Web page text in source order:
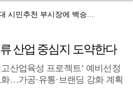
[속보]전남광주특별시 초대 시민추천 부시장에 백승주·윤...
전남광주특별시, ‘빛고을 김장대전’ 김치납품업체 전남권...
잊고 즐겨요"
쳐본 10대 검거
산업 중심지 도약한다
산업육성 프로젝트’ 예비선정
…가공·유통·브랜딩 강화 계획